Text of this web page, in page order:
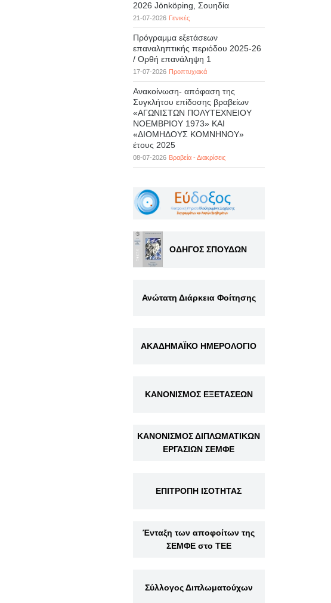
2026 Jönköping, Σουηδία
21-07-2026 Γενικές
Πρόγραμμα εξετάσεων
επαναληπτικής περιόδου 2025-26
/ Ορθή επανάληψη 1
17-07-2026 Προπτυχιακά
Ανακοίνωση- απόφαση της
Συγκλήτου επίδοσης βραβείων
«ΑΓΩΝΙΣΤΩΝ ΠΟΛΥΤΕΧΝΕΙΟΥ
ΝΟΕΜΒΡΙΟΥ 1973» ΚΑΙ
«ΔΙΟΜΗΔΟΥΣ ΚΟΜΝΗΝΟΥ»
έτους 2025
08-07-2026 Βραβεία - Διακρίσεις
ΟΔΗΓΟΣ ΣΠΟΥΔΩΝ
Ανώτατη Διάρκεια Φοίτησης
ΑΚΑΔΗΜΑΪΚΟ ΗΜΕΡΟΛΟΓΙΟ
ΚΑΝΟΝΙΣΜΟΣ ΕΞΕΤΑΣΕΩΝ
ΚΑΝΟΝΙΣΜΟΣ ΔΙΠΛΩΜΑΤΙΚΩΝ
ΕΡΓΑΣΙΩΝ ΣΕΜΦΕ
ΕΠΙΤΡΟΠΗ ΙΣΟΤΗΤΑΣ
Ένταξη των αποφοίτων της
ΣΕΜΦΕ στο ΤΕΕ
Σύλλογος Διπλωματούχων